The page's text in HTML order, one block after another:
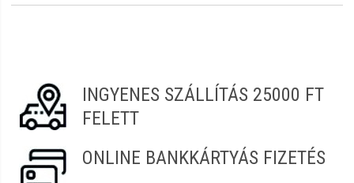
INGYENES SZÁLLÍTÁS 25000 FT
FELETT
ONLINE BANKKÁRTYÁS FIZETÉS